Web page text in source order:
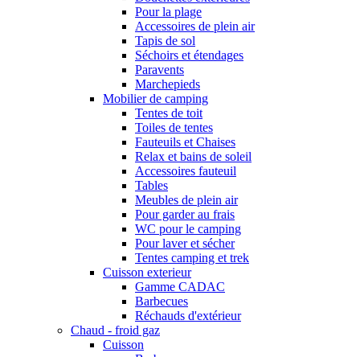
Pour la plage
Accessoires de plein air
Tapis de sol
Séchoirs et étendages
Paravents
Marchepieds
Mobilier de camping
Tentes de toit
Toiles de tentes
Fauteuils et Chaises
Relax et bains de soleil
Accessoires fauteuil
Tables
Meubles de plein air
Pour garder au frais
WC pour le camping
Pour laver et sécher
Tentes camping et trek
Cuisson exterieur
Gamme CADAC
Barbecues
Réchauds d'extérieur
Chaud - froid gaz
Cuisson